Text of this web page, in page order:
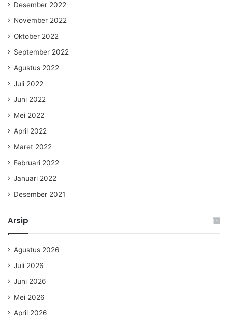
Desember 2022
November 2022
Oktober 2022
September 2022
Agustus 2022
Juli 2022
Juni 2022
Mei 2022
April 2022
Maret 2022
Februari 2022
Januari 2022
Desember 2021
Arsip
Agustus 2026
Juli 2026
Juni 2026
Mei 2026
April 2026